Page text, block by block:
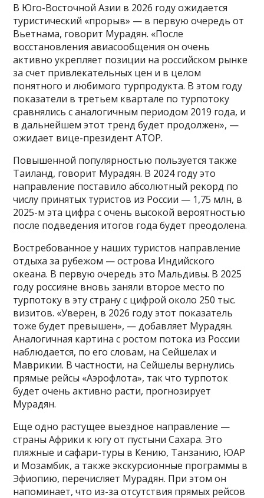
В Юго-Восточной Азии в 2026 году ожидается
туристический «прорыв» — в первую очередь от
Вьетнама, говорит Мурадян. «После
восстановления авиасообщения он очень
активно укрепляет позиции на российском рынке
за счет привлекательных цен и в целом
понятного и любимого турпродукта. В этом году
показатели в третьем квартале по турпотоку
сравнялись с аналогичным периодом 2019 года, и
в дальнейшем этот тренд будет продолжен», —
ожидает вице-президент АТОР.
Повышенной популярностью пользуется также
Таиланд, говорит Мурадян. В 2024 году это
направление поставило абсолютный рекорд по
числу принятых туристов из России — 1,75 млн, в
2025-м эта цифра с очень высокой вероятностью
после подведения итогов года будет преодолена.
Востребованное у наших туристов направление
отдыха за рубежом — острова Индийского
океана. В первую очередь это Мальдивы. В 2025
году россияне вновь заняли второе место по
турпотоку в эту страну с цифрой около 250 тыс.
визитов. «Уверен, в 2026 году этот показатель
тоже будет превышен», — добавляет Мурадян.
Аналогичная картина с ростом потока из России
наблюдается, по его словам, на Сейшелах и
Маврикии. В частности, на Сейшелы вернулись
прямые рейсы «Аэрофлота», так что турпоток
будет очень активно расти, прогнозирует
Мурадян.
Еще одно растущее выездное направление —
страны Африки к югу от пустыни Сахара. Это
пляжные и сафари-туры в Кению, Танзанию, ЮАР
и Мозамбик, а также экскурсионные программы в
Эфиопию, перечисляет Мурадян. При этом он
напоминает, что из-за отсутствия прямых рейсов